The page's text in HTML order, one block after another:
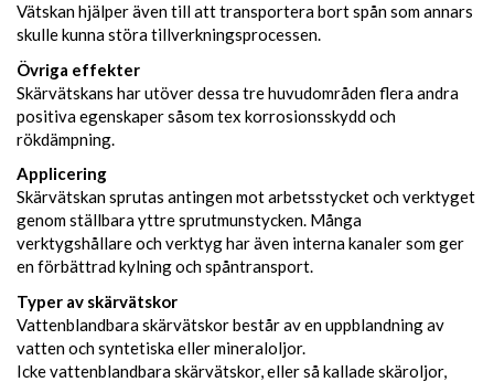
Vätskan hjälper även till att transportera bort spån som annars
skulle kunna störa tillverkningsprocessen.
Övriga effekter
Skärvätskans har utöver dessa tre huvudområden flera andra
positiva egenskaper såsom tex korrosionsskydd och
rökdämpning.
Applicering
Skärvätskan sprutas antingen mot arbetsstycket och verktyget
genom ställbara yttre sprutmunstycken. Många
verktygshållare och verktyg har även interna kanaler som ger
en förbättrad kylning och spåntransport.
Typer av skärvätskor
Vattenblandbara skärvätskor består av en uppblandning av
vatten och syntetiska eller mineraloljor.
Icke vattenblandbara skärvätskor, eller så kallade skäroljor,